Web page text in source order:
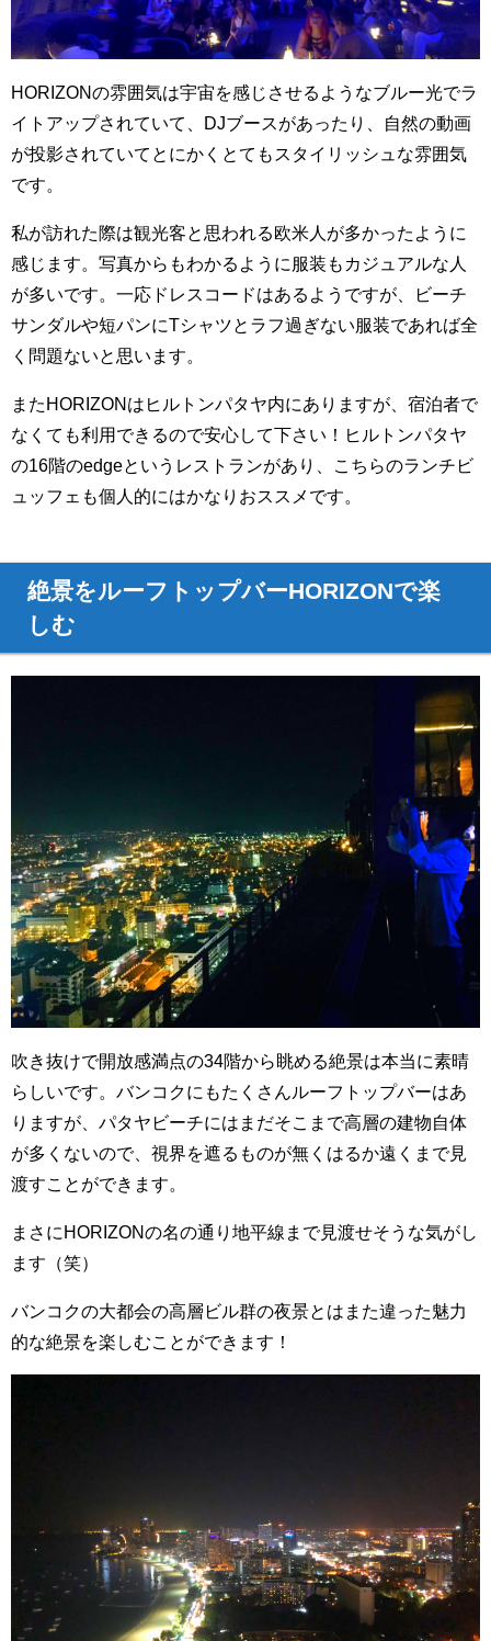
HORIZONの雰囲気は宇宙を感じさせるようなブルー光でラ
イトアップされていて、DJブースがあったり、自然の動画
が投影されていてとにかくとてもスタイリッシュな雰囲気
です。
私が訪れた際は観光客と思われる欧米人が多かったように
感じます。写真からもわかるように服装もカジュアルな人
が多いです。一応ドレスコードはあるようですが、ビーチ
サンダルや短パンにTシャツとラフ過ぎない服装であれば全
く問題ないと思います。
またHORIZONはヒルトンパタヤ内にありますが、宿泊者で
なくても利用できるので安心して下さい！ヒルトンパタヤ
の16階のedgeというレストランがあり、こちらのランチビ
ュッフェも個人的にはかなりおススメです。
絶景をルーフトップバーHORIZONで楽
しむ
吹き抜けで開放感満点の34階から眺める絶景は本当に素晴
らしいです。バンコクにもたくさんルーフトップバーはあ
りますが、パタヤビーチにはまだそこまで高層の建物自体
が多くないので、視界を遮るものが無くはるか遠くまで見
渡すことができます。
まさにHORIZONの名の通り地平線まで見渡せそうな気がし
ます（笑）
バンコクの大都会の高層ビル群の夜景とはまた違った魅力
的な絶景を楽しむことができます！